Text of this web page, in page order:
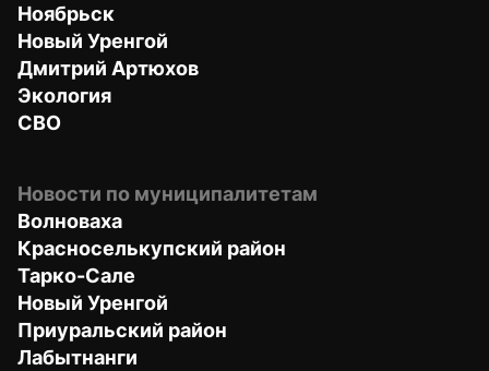
Ноябрьск
Новый Уренгой
Дмитрий Артюхов
Экология
СВО
Новости по муниципалитетам
Волноваха
Красноселькупский район
Тарко-Сале
Новый Уренгой
Приуральский район
Лабытнанги